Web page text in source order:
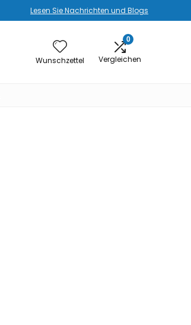
Lesen Sie Nachrichten und Blogs
Wunschzettel
0
Vergleichen